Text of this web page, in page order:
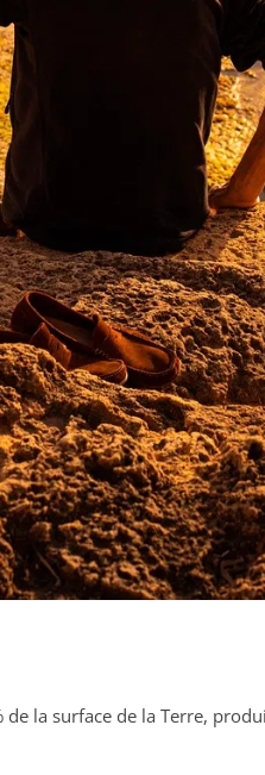
la surface de la Terre,